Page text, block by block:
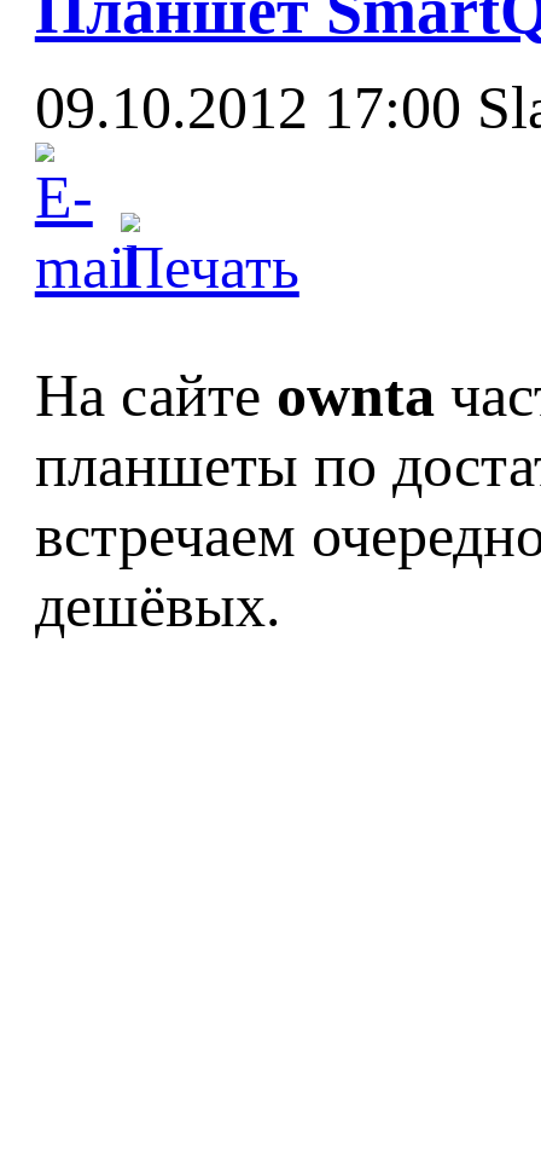
09.10.2012 17:00
На сайте ownta
планшеты по
встречаем
дешёвых.